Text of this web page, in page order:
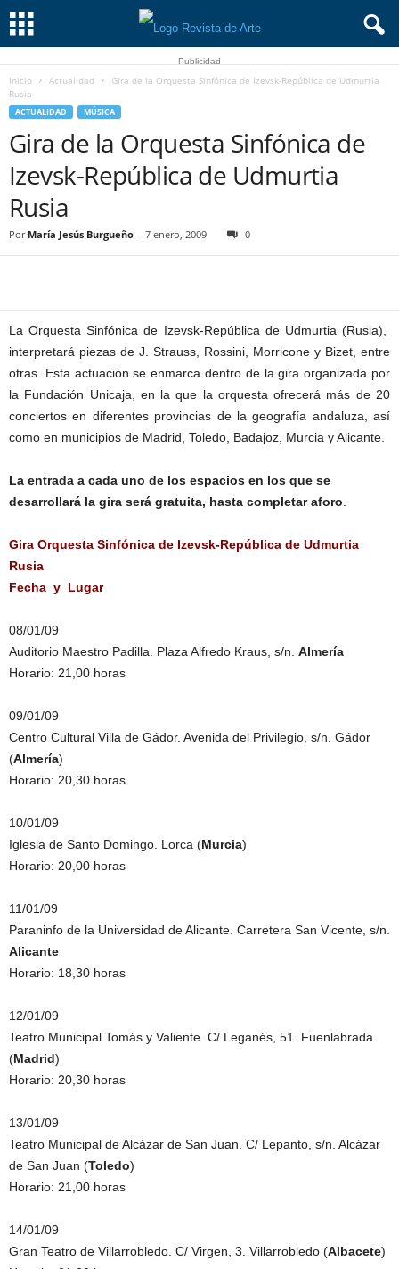
Publicidad
Inicio Actualidad
Gira de la Orquesta Sinfónica de Izevsk-República de Udmurtia
Rusia
ACTUALIDAD MÚSICA
Gira de la Orquesta Sinfónica de
Izevsk-República de Udmurtia
Rusia
Por María Jesús Burgueño - 7 enero, 2009 0
La Orquesta Sinfónica de Izevsk-República de Udmurtia (Rusia),
interpretará piezas de J. Strauss, Rossini, Morricone y Bizet, entre
otras. Esta actuación se enmarca dentro de la gira organizada por
la Fundación Unicaja, en la que la orquesta ofrecerá más de 20
conciertos en diferentes provincias de la geografía andaluza, así
como en municipios de Madrid, Toledo, Badajoz, Murcia y Alicante.
La entrada a cada uno de los espacios en los que se
desarrollará la gira será gratuita, hasta completar aforo
Gira Orquesta Sinfónica de Izevsk-República de Udmurtia
Rusia
Fecha y Lugar
08/01/09
Auditorio Maestro Padilla. Plaza Alfredo Kraus, s/n. Almería
Horario: 21,00 horas
09/01/09
Centro Cultural Villa de Gádor. Avenida del Privilegio, s/n. Gádor
(Almería)
Horario: 20,30 horas
10/01/09
Iglesia de Santo Domingo. Lorca (Murcia)
Horario: 20,00 horas
11/01/09
Paraninfo de la Universidad de Alicante. Carretera San Vicente, s/n.
Alicante
Horario: 18,30 horas
12/01/09
Teatro Municipal Tomás y Valiente. C/ Leganés, 51. Fuenlabrada
(Madrid)
Horario: 20,30 horas
13/01/09
Teatro Municipal de Alcázar de San Juan. C/ Lepanto, s/n. Alcázar
de San Juan (Toledo)
Horario: 21,00 horas
14/01/09
Gran Teatro de Villarrobledo. C/ Virgen, 3. Villarrobledo (Albacete)